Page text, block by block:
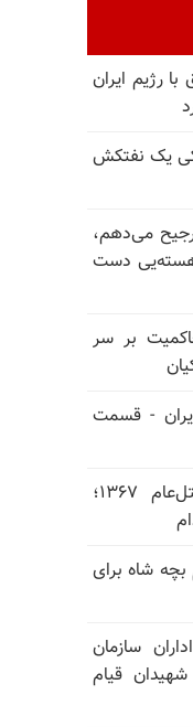
رژیم ایران
یک نفتکش
می‌دهم،
هسته‌یی دست
بر سر
- قسمت
نقش مستقیم خمینی در قتل‌عام ۱۳۶۷؛
بچه شاه برای
سازمان
قیام